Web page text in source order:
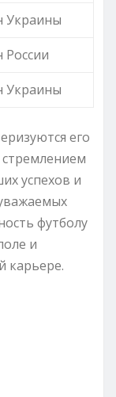
Украины
Украины
его
успехов и
футболу
и
карьере.